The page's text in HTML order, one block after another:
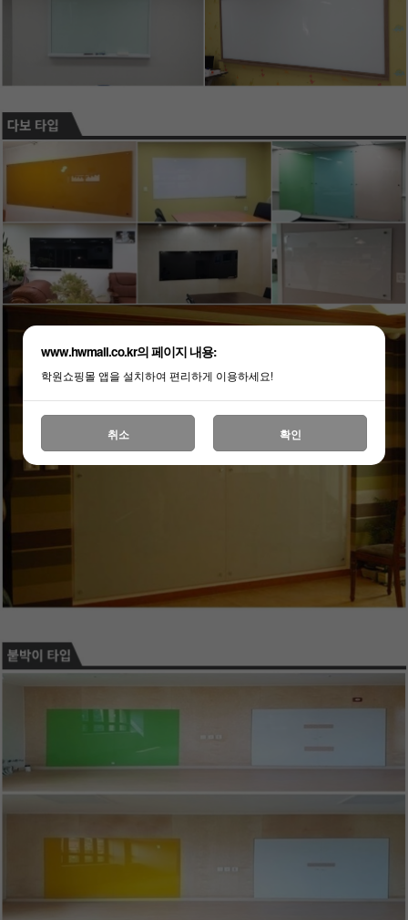
www.hwmall.co.kr의 페이지 내용:
학원쇼핑몰 앱을 설치하여 편리하게 이용하세요!
취소 확인